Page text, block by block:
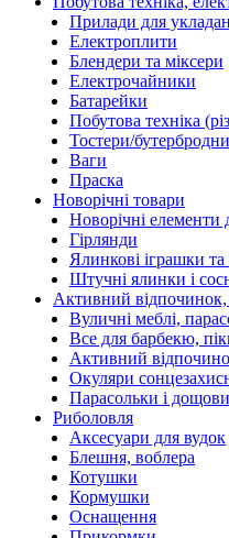
Прилади для
Електроплити
Блендери та міксери
Електрочайники
Батарейки
Побутова техніка
Тостери/
Ваги
Праска
Новорічні товари
Новорічні елементи
Гірлянди
Ялинкові іграшки та
Штучні ялинки і
Активний
Вуличні меблі,
Все для барбекю,
Активний
Окуляри
Парасольки і
Риболовля
Аксесуари для вудок
Блешня, воблера
Котушки
Кормушки
Оснащення